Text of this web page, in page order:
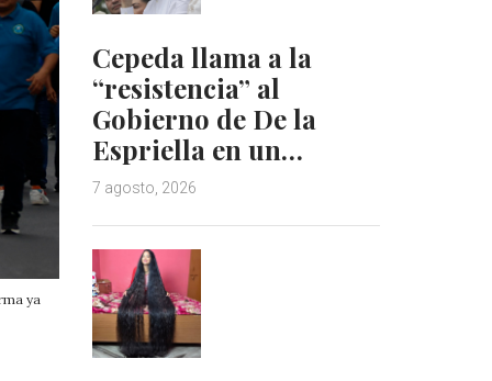
ya
Cepeda llama a la
“resistencia” al
Gobierno de De la
Espriella en un…
7 agosto, 2026